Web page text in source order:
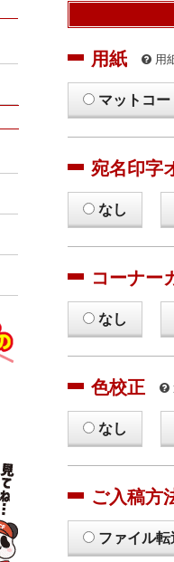
用紙 用
マットコー
宛名印字
なし
コーナー
なし
色校正
なし
ご入稿方
ファイル